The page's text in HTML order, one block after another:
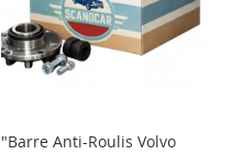
"Barre Anti-Roulis Volvo